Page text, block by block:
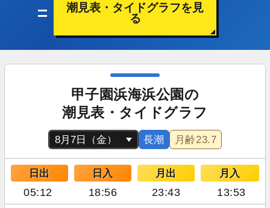
潮見表・タイドグラフを見
る
甲子園浜海浜公園の
潮見表・タイドグラフ
長潮 月齢23.7
日出 日入 月出 月入
05:12 18:56 23:43 13:53